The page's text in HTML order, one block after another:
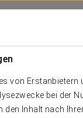
von Erstanbietern
bei der
den Inhalt nach
Club Termal Des